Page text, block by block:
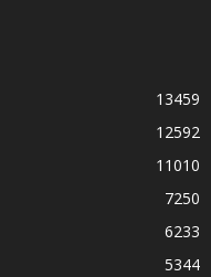
13459
12592
11010
7250
6233
5344